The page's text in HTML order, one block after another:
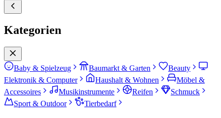
Kategorien
Baby & Spielzeug Baumarkt & Garten
Beauty
Elektronik & Computer
Haushalt & Wohnen
Möbel &
Accessoires
Musikinstrumente Reifen
Schmuck
Sport & Outdoor
Tierbedarf